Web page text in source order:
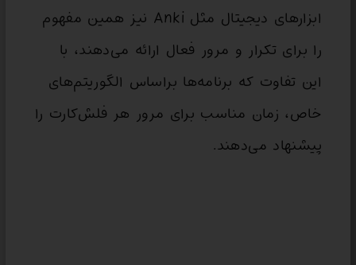
ابزارهای دیجیتال مثل Anki نیز همین مفهوم
را برای تکرار و مرور فعال ارائه می‌دهند، با
این تفاوت که برنامه‌ها براساس الگوریتم‌های
خاص، زمان مناسب برای مرور هر فلش‌کارت را
پیشنهاد می‌دهند.